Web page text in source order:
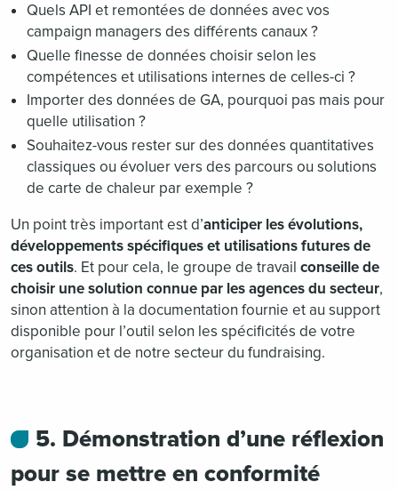
Quels API et remontées de données avec vos
campaign managers des différents canaux ?
Quelle finesse de données choisir selon les
compétences et utilisations internes de celles-ci ?
Importer des données de GA, pourquoi pas mais pour
quelle utilisation ?
Souhaitez-vous rester sur des données quantitatives
classiques ou évoluer vers des parcours ou solutions
de carte de chaleur par exemple ?
Un point très important est d’anticiper les évolutions,
développements spécifiques et utilisations futures de
ces outils. Et pour cela, le groupe de travail conseille de
choisir une solution connue par les agences du secteur,
sinon attention à la documentation fournie et au support
disponible pour l’outil selon les spécificités de votre
organisation et de notre secteur du fundraising.
5. Démonstration d’une réflexion
pour se mettre en conformité